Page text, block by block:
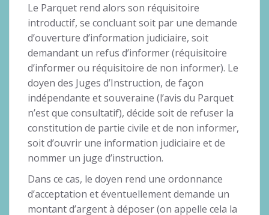
Le Parquet rend alors son réquisitoire
introductif, se concluant soit par une demande
d’ouverture d’information judiciaire, soit
demandant un refus d’informer (réquisitoire
d’informer ou réquisitoire de non informer). Le
doyen des Juges d’Instruction, de façon
indépendante et souveraine (l’avis du Parquet
n’est que consultatif), décide soit de refuser la
constitution de partie civile et de non informer,
soit d’ouvrir une information judiciaire et de
nommer un juge d’instruction.
Dans ce cas, le doyen rend une ordonnance
d’acceptation et éventuellement demande un
montant d’argent à déposer (on appelle cela la